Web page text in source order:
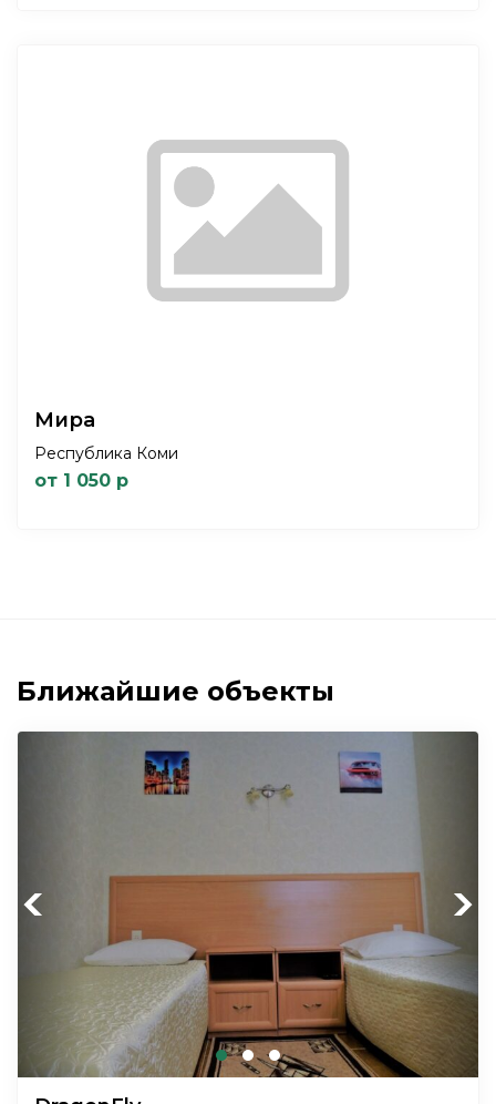
Мира
Республика Коми
от 1 050 р
Ближайшие объекты
Previous Next